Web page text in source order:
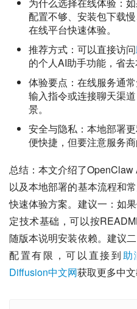
配置不够、安装包下载
在线平台快速体验。
推荐方式：可以直接访问
的个人AI助手功能，省去
体验要点：在线服务通
输入指令或连接聊天渠
景。
安全与隐私：本地部署
便快捷，但要注意服务
总结：本文介绍了
以及本地部署的基本流程和
快速体验方案。建议一：如
定技术基础，可以按
随版本说明安装依赖。建议
配置有限，可以直接到助
Diffusion中文网获取更多中文